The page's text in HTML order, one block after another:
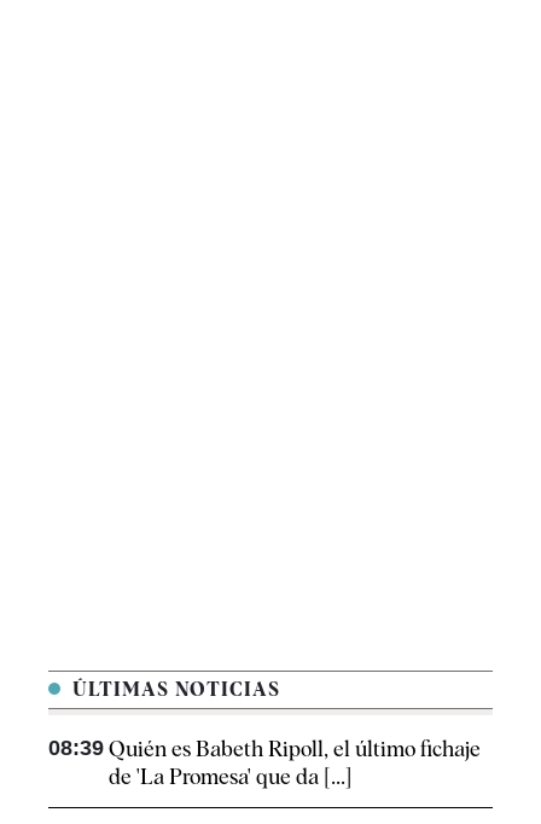
ÚLTIMAS NOTICIAS
08:39 Quién es Babeth Ripoll, el último fichaje
de 'La Promesa' que da [...]